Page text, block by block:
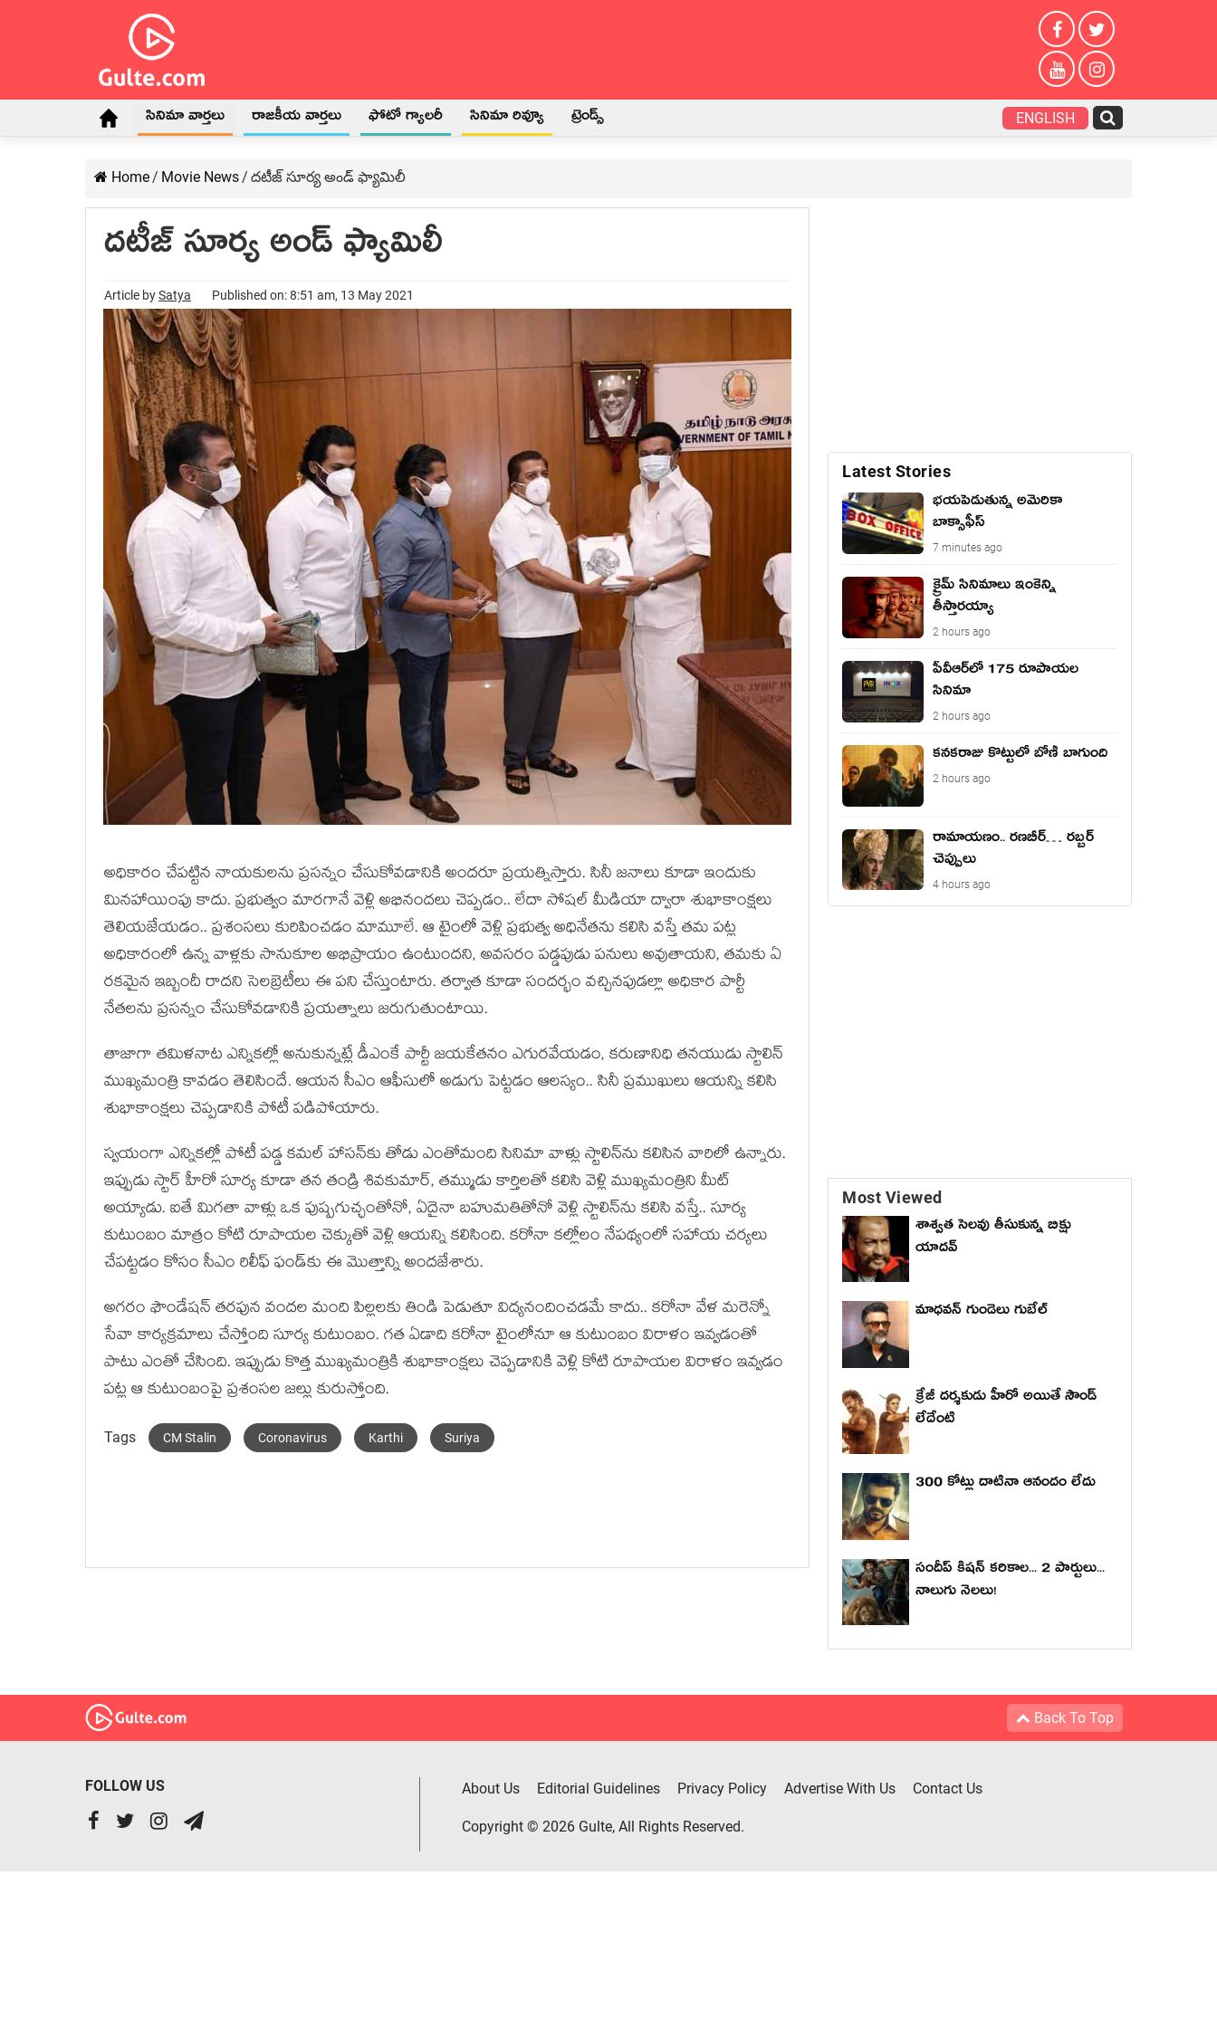
సినిమా వార్తలు రాజకీయ వార్తలు ఫోటో గ్యాలరీ సినిమా రివ్యూ ట్రెండ్స్ ENGLISH
Home/ Movie News/ దటీజ్ సూర్య అండ్ ఫ్యామిలీ
దటీజ్ సూర్య అండ్ ఫ్యామిలీ
Article bySatya Published on: 8:51 am, 13 May 2021
అధికారం చేపట్టిన నాయకులను ప్రసన్నం చేసుకోవడానికి అందరూ ప్రయత్నిస్తారు. సినీ జనాలు కూడా ఇందుకు
మినహాయింపు కాదు. ప్రభుత్వం మారగానే వెళ్లి అభినందలు చెప్పడం.. లేదా సోషల్ మీడియా ద్వారా శుభాకాంక్షలు
తెలియజేయడం.. ప్రశంసలు కురిపించడం మామూలే. ఆ టైంలో వెళ్లి ప్రభుత్వ అధినేతను కలిసి వస్తే తమ పట్ల
అధికారంలో ఉన్న వాళ్లకు సానుకూల అభిప్రాయం ఉంటుందని, అవసరం పడ్డపుడు పనులు అవుతాయని, తమకు ఏ
రకమైన ఇబ్బందీ రాదని సెలబ్రెటీలు ఈ పని చేస్తుంటారు. తర్వాత కూడా సందర్భం వచ్చినపుడల్లా అధికార పార్టీ
నేతలను ప్రసన్నం చేసుకోవడానికి ప్రయత్నాలు జరుగుతుంటాయి.
తాజాగా తమిళనాట ఎన్నికల్లో అనుకున్నట్లే డీఎంకే పార్టీ జయకేతనం ఎగురవేయడం, కరుణానిధి తనయుడు స్టాలిన్
ముఖ్యమంత్రి కావడం తెలిసిందే. ఆయన సీఎం ఆఫీసులో అడుగు పెట్టడం ఆలస్యం.. సినీ ప్రముఖులు ఆయన్ని కలిసి
శుభాకాంక్షలు చెప్పడానికి పోటీ పడిపోయారు.
స్వయంగా ఎన్నికల్లో పోటీ పడ్డ కమల్ హాసన్‌కు తోడు ఎంతోమంది సినిమా వాళ్లు స్టాలిన్‌ను కలిసిన వారిలో ఉన్నారు.
ఇప్పుడు స్టార్ హీరో సూర్య కూడా తన తండ్రి శివకుమార్, తమ్ముడు కార్తిలతో కలిసి వెళ్లి ముఖ్యమంత్రిని మీట్
అయ్యాడు. ఐతే మిగతా వాళ్లు ఒక పుష్పగుచ్ఛంతోనో, ఏదైనా బహుమతితోనో వెళ్లి స్టాలిన్‌ను కలిసి వస్తే.. సూర్య
కుటుంబం మాత్రం కోటి రూపాయల చెక్కుతో వెళ్లి ఆయన్ని కలిసింది. కరోనా కల్లోలం నేపథ్యంలో సహాయ చర్యలు
చేపట్టడం కోసం సీఎం రిలీఫ్ ఫండ్‌కు ఈ మొత్తాన్ని అందజేశారు.
అగరం ఫౌండేషన్ తరఫున వందల మంది పిల్లలకు తిండి పెడుతూ విద్యనందించడమే కాదు.. కరోనా వేళ మరెన్నో
సేవా కార్యక్రమాలు చేస్తోంది సూర్య కుటుంబం. గత ఏడాది కరోనా టైంలోనూ ఆ కుటుంబం విరాళం ఇవ్వడంతో
పాటు ఎంతో చేసింది. ఇప్పుడు కొత్త ముఖ్యమంత్రికి శుభాకాంక్షలు చెప్పడానికి వెళ్లి కోటి రూపాయల విరాళం ఇవ్వడం
పట్ల ఆ కుటుంబంపై ప్రశంసల జల్లు కురుస్తోంది.
Tags CM Stalin Coronavirus Karthi Suriya
Latest Stories
భయపెడుతున్న అమెరికా
బాక్సాఫీస్
7 minutes ago
క్రైమ్ సినిమాలు ఇంకెన్ని
తీస్తారయ్యా
2 hours ago
పీవీఆర్‌లో 175 రూపాయల
సినిమా
2 hours ago
కనకరాజు కొట్టులో బోణీ బాగుంది
2 hours ago
రామాయ‌ణం.. ర‌ణ‌బీర్… ర‌బ్బ‌ర్
చెప్పులు
4 hours ago
Most Viewed
శాశ్వత సెలవు తీసుకున్న బిక్షు
యాదవ్
మాధ‌వ‌న్ గుండెలు గుబేల్‌
క్రేజీ దర్శకుడు హీరో అయితే సౌండ్
లేదేంటి
300 కోట్లు దాటినా ఆనందం లేదు
సందీప్ కిషన్ కరికాల... 2 పార్టులు...
నాలుగు నెలలు!
Back To Top
FOLLOW US About Us Editorial Guidelines Privacy Policy Advertise With Us Contact Us
Copyright © 2026 Gulte, All Rights Reserved.